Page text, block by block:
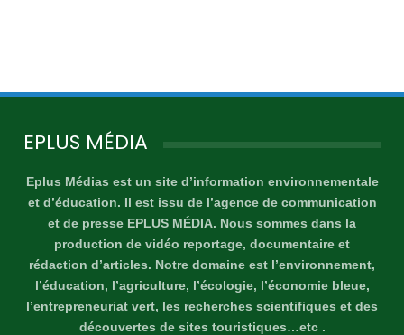
EPLUS MÉDIA
Eplus Médias est un site d’information environnementale
et d’éducation. Il est issu de l’agence de communication
et de presse EPLUS MÉDIA. Nous sommes dans la
production de vidéo reportage, documentaire et
rédaction d’articles. Notre domaine est l’environnement,
l’éducation, l’agriculture, l’écologie, l’économie bleue,
l’entrepreneuriat vert, les recherches scientifiques et des
découvertes de sites touristiques…etc .